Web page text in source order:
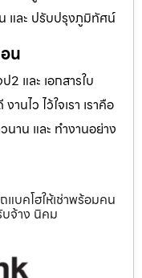
และ ปรับปรุงภูมิทัศน์
น
2 และ เอกสารใบ
นไว ไว้ใจเรา เราคือ
าน และ ทำงานอย่าง
แบคโฮให้เช่าพร้อมคน
จ้าง นิคม